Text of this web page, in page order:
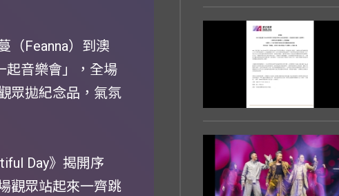
（Feanna）到澳
起音樂會」，全場
眾拋紀念品，氣氛
Day》揭開序
觀眾站起來一齊跳